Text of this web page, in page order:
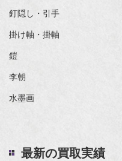
釘隠し・引手
掛け軸・掛軸
鎧
李朝
水墨画
最新の買取実績